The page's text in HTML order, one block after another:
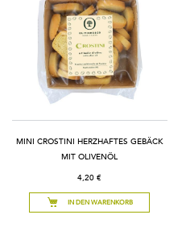
MINI CROSTINI HERZHAFTES GEBÄCK
MIT OLIVENÖL
4,20 €
IN DEN WARENKORB